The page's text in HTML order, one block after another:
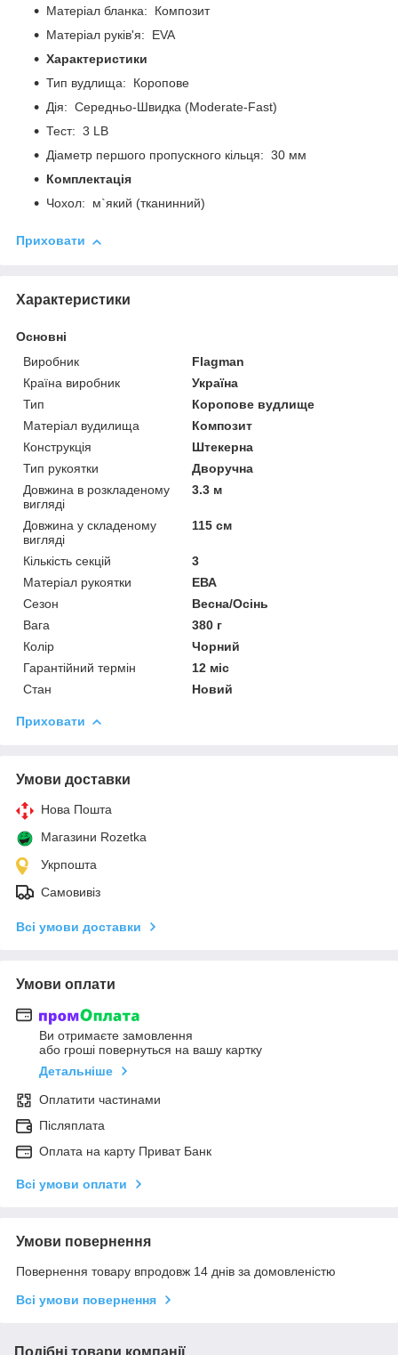
Матеріал бланка: Композит
Матеріал руків'я: EVA
Характеристики
Тип вудлища: Коропове
Дія: Середньо-Швидка (Moderate-Fast)
Тест: 3 LB
Діаметр першого пропускного кільця: 30 мм
Комплектація
Чохол: м`який (тканинний)
Приховати
Характеристики
Основні
Виробник
Flagman
Країна виробник
Україна
Тип
Коропове вудлище
Матеріал вудилища
Композит
Конструкція
Штекерна
Тип рукоятки
Дворучна
Довжина в розкладеному
вигляді
3.3 м
Довжина у складеному
вигляді
115 см
Кількість секцій
3
Матеріал рукоятки
ЕВА
Сезон
Весна/Осінь
Вага
380 г
Колір
Чорний
Гарантійний термін
12 міс
Стан
Новий
Приховати
Умови доставки
Нова Пошта
Магазини Rozetka
Укрпошта
Самовивіз
Всі умови доставки
Умови оплати
Ви отримаєте замовлення
або гроші повернуться на вашу картку
Детальніше
Оплатити частинами
Післяплата
Оплата на карту Приват Банк
Всі умови оплати
Умови повернення
Повернення товару впродовж 14 днів за домовленістю
Всі умови повернення